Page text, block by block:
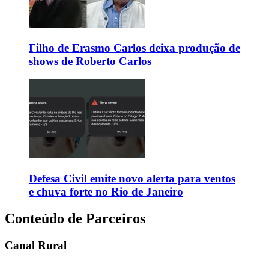
Filho de Erasmo Carlos deixa produção de
shows de Roberto Carlos
Defesa Civil emite novo alerta para ventos
e chuva forte no Rio de Janeiro
Conteúdo de Parceiros
Canal Rural